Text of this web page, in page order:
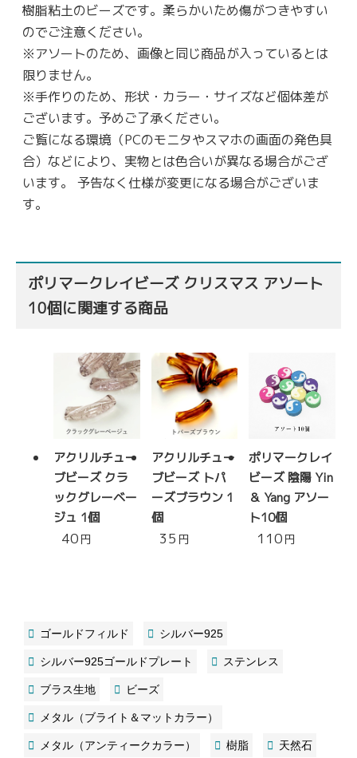
樹脂粘土のビーズです。柔らかいため傷がつきやすい
のでご注意ください。
※アソートのため、画像と同じ商品が入っているとは
限りません。
※手作りのため、形状・カラー・サイズなど個体差が
ございます。予めご了承ください。
ご覧になる環境（PCのモニタやスマホの画面の発色具
合）などにより、実物とは色合いが異なる場合がござ
います。 予告なく仕様が変更になる場合がございま
す。
ポリマークレイビーズ クリスマス アソート
10個に関連する商品
アクリルチュー
ブビーズ クラ
ックグレーベー
ジュ 1個
40 円
アクリルチュー
ブビーズ トパ
ーズブラウン 1
個
35 円
ポリマークレイ
ビーズ 陰陽 Yin
＆ Yang アソー
ト10個
110 円
ゴールドフィルド シルバー925
シルバー925ゴールドプレート ステンレス
ブラス生地 ビーズ
メタル（ブライト＆マットカラー）
メタル（アンティークカラー） 樹脂 天然石